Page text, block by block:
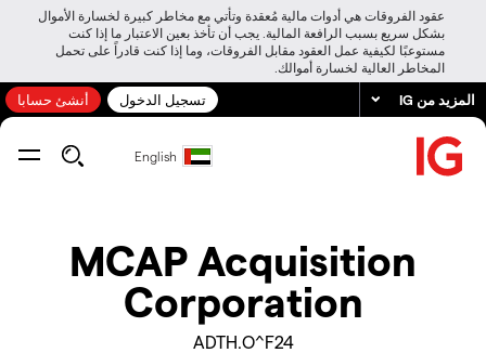
عقود الفروقات هي أدوات مالية مُعقدة وتأتي مع مخاطر كبيرة لخسارة الأموال
بشكل سريع بسبب الرافعة المالية. يجب أن تأخذ بعين الاعتبار ما إذا كنت
مستوعبًا لكيفية عمل العقود مقابل الفروقات، وما إذا كنت قادراً على تحمل
المخاطر العالية لخسارة أموالك.
المزيد من IG تسجيل الدخول أنشئ حسابا
English
MCAP Acquisition
Corporation
ADTH.O^F24